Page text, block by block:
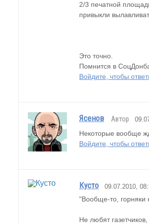
2/3 печатной
привыкли
Это точно.
Помнится в
Войдите, чтобы
Ясенов Автор
Некоторые вообще
Войдите, чтобы
Кусто 09.07.2010,
"Вообще-то, горняки
Не любят